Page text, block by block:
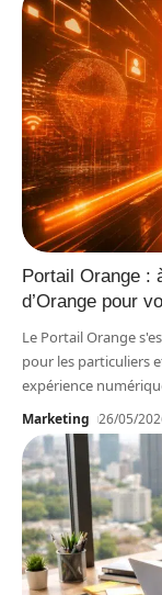
Portail Orange :
d’Orange pour
Le Portail Orange
pour les particuliers
expérience
Marketing 26/05/